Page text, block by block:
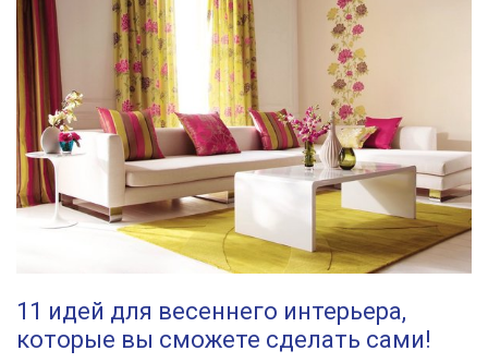
11 идей для весеннего интерьера,
которые вы сможете сделать сами!